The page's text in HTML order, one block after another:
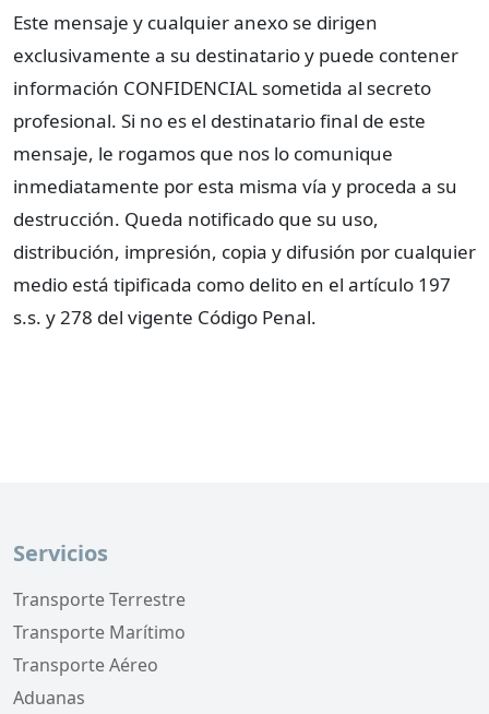
Este mensaje y cualquier anexo se dirigen
exclusivamente a su destinatario y puede contener
información CONFIDENCIAL sometida al secreto
profesional. Si no es el destinatario final de este
mensaje, le rogamos que nos lo comunique
inmediatamente por esta misma vía y proceda a su
destrucción. Queda notificado que su uso,
distribución, impresión, copia y difusión por cualquier
medio está tipificada como delito en el artículo 197
s.s. y 278 del vigente Código Penal.
Servicios
Transporte Terrestre
Transporte Marítimo
Transporte Aéreo
Aduanas